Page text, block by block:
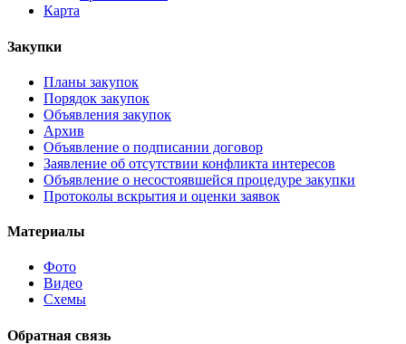
Карта
Закупки
Планы закупок
Порядок закупок
Объявления закупок
Архив
Объявление о подписании договор
Заявление об отсутствии конфликта интересов
Объявление о несостоявшейся процедуре закупки
Протоколы вскрытия и оценки заявок
Материалы
Фото
Видео
Схемы
Обратная связь